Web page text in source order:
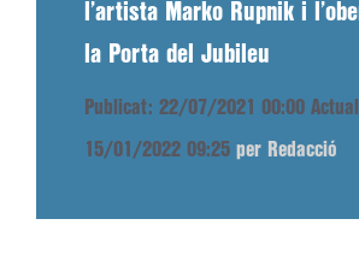
l’artista Marko Rupnik i
la Porta del Jubileu
Publicat: 22/07/2021 00:00
15/01/2022 09:25 per Redacció